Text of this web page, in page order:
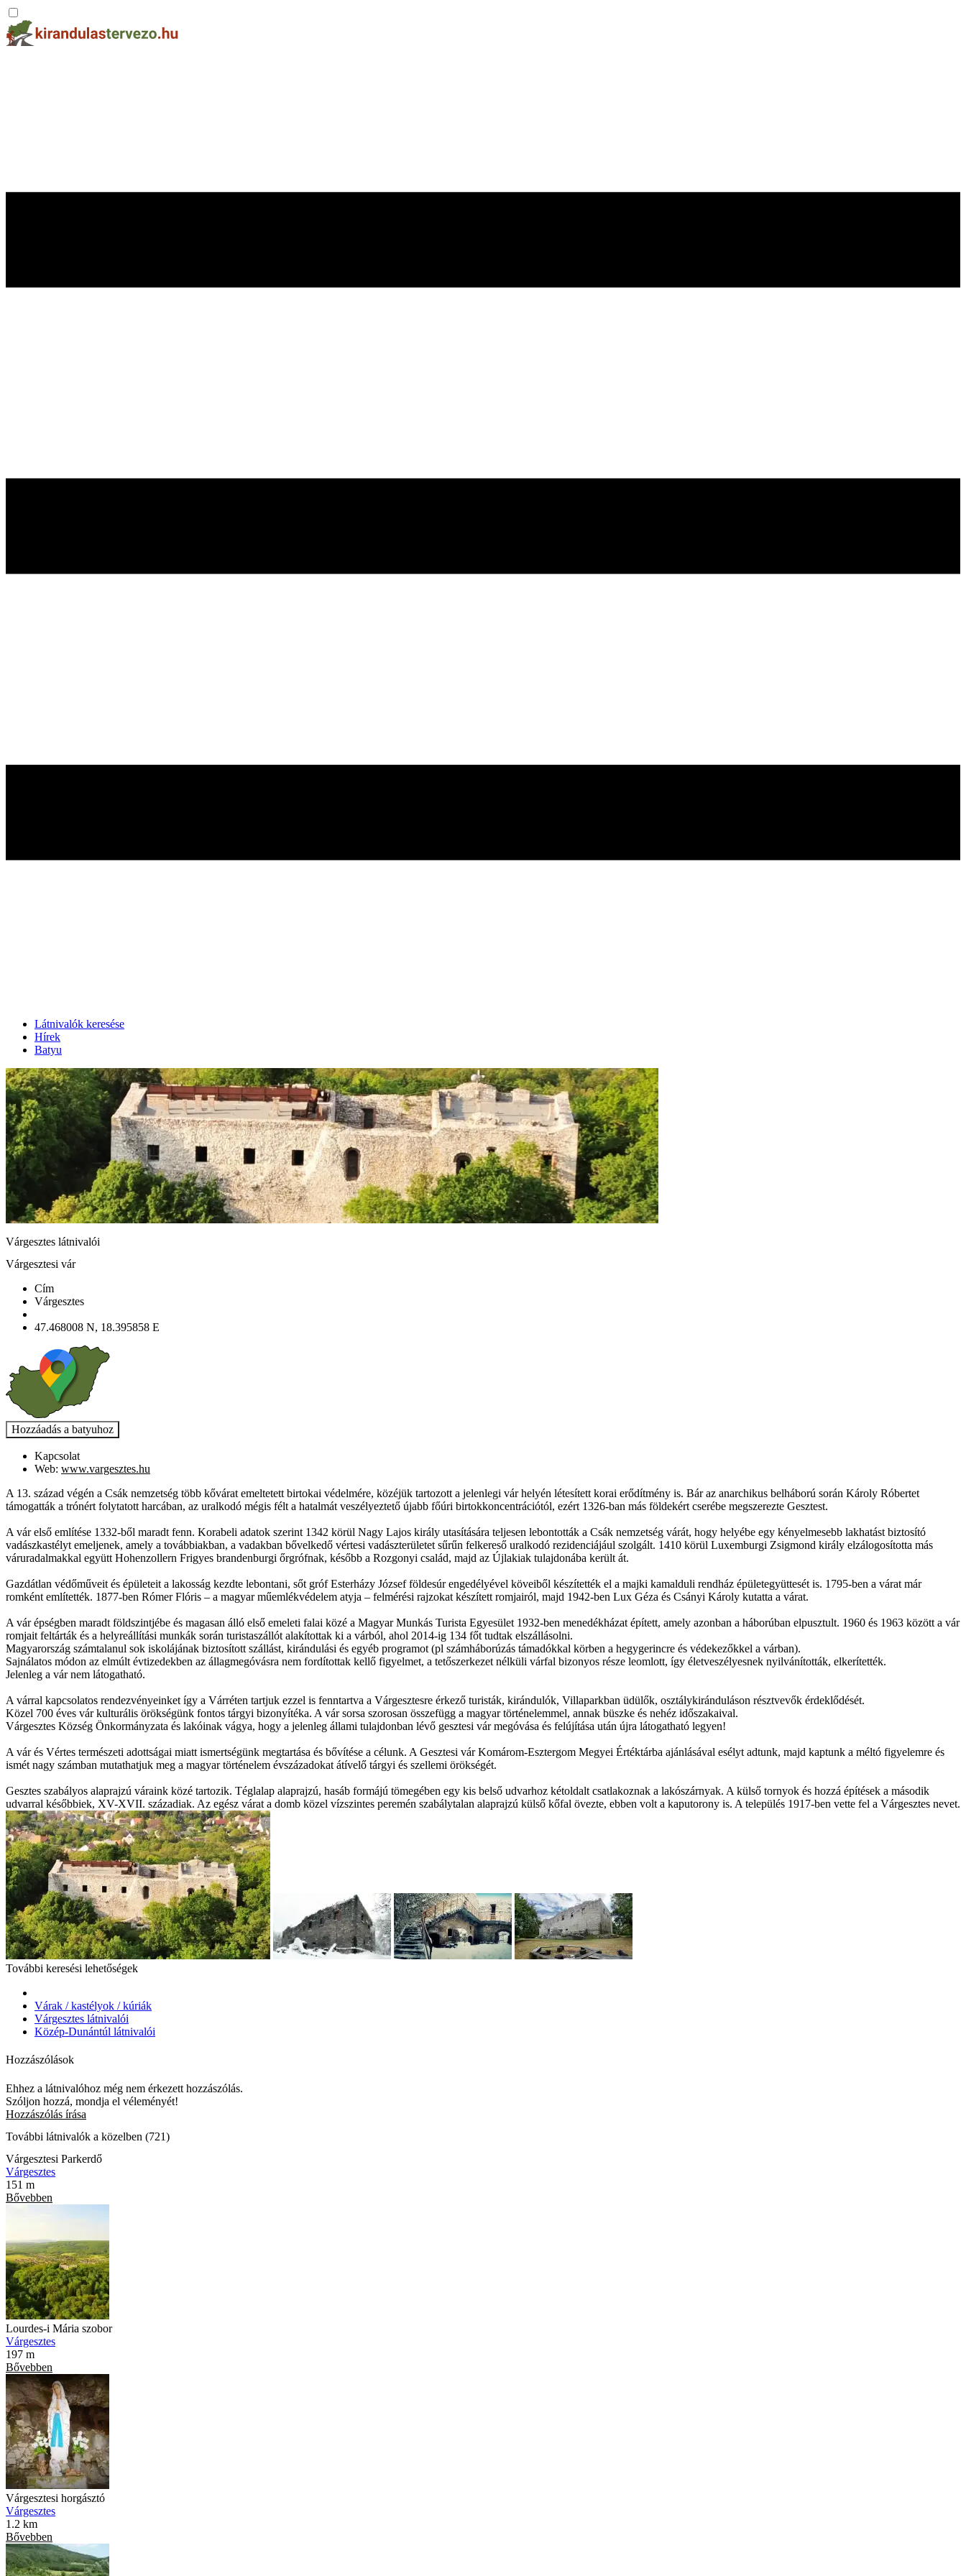
Látnivalók keresése
Hírek
Batyu
Várgesztes látnivalói
Várgesztesi vár
Cím
Várgesztes
47.468008 N, 18.395858 E
Kapcsolat
Web: www.vargesztes.hu
A 13. század végén a Csák nemzetség több kővárat emeltetett birtokai védelmére, közéjük tartozott a jelenlegi vár helyén létesített korai erődítmény is. Bár az anarchikus belháború során Károly Róbertet
támogatták a trónért folytatott harcában, az uralkodó mégis félt a hatalmát veszélyeztető újabb főúri birtokkoncentrációtól, ezért 1326-ban más földekért cserébe megszerezte Gesztest.
A vár első említése 1332-ből maradt fenn. Korabeli adatok szerint 1342 körül Nagy Lajos király utasítására teljesen lebontották a Csák nemzetség várát, hogy helyébe egy kényelmesebb lakhatást biztosító
vadászkastélyt emeljenek, amely a továbbiakban, a vadakban bővelkedő vértesi vadászterületet sűrűn felkereső uralkodó rezidenciájául szolgált. 1410 körül Luxemburgi Zsigmond király elzálogosította más
váruradalmakkal együtt Hohenzollern Frigyes brandenburgi őrgrófnak, később a Rozgonyi család, majd az Újlakiak tulajdonába került át.
Gazdátlan védőműveit és épületeit a lakosság kezdte lebontani, sőt gróf Esterházy József földesúr engedélyével köveiből készítették el a majki kamalduli rendház épületegyüttesét is. 1795-ben a várat már
romként említették. 1877-ben Rómer Flóris – a magyar műemlékvédelem atyja – felmérési rajzokat készített romjairól, majd 1942-ben Lux Géza és Csányi Károly kutatta a várat.
A vár épségben maradt földszintjébe és magasan álló első emeleti falai közé a Magyar Munkás Turista Egyesület 1932-ben menedékházat épített, amely azonban a háborúban elpusztult. 1960 és 1963 között a vár
romjait feltárták és a helyreállítási munkák során turistaszállót alakítottak ki a várból, ahol 2014-ig 134 főt tudtak elszállásolni.
Magyarország számtalanul sok iskolájának biztosított szállást, kirándulási és egyéb programot (pl számháborúzás támadókkal körben a hegygerincre és védekezőkkel a várban).
Sajnálatos módon az elmúlt évtizedekben az állagmegóvásra nem fordítottak kellő figyelmet, a tetőszerkezet nélküli várfal bizonyos része leomlott, így életveszélyesnek nyilvánították, elkerítették.
Jelenleg a vár nem látogatható.
A várral kapcsolatos rendezvényeinket így a Várréten tartjuk ezzel is fenntartva a Várgesztesre érkező turisták, kirándulók, Villaparkban üdülők, osztálykiránduláson résztvevők érdeklődését.
Közel 700 éves vár kulturális örökségünk fontos tárgyi bizonyítéka. A vár sorsa szorosan összefügg a magyar történelemmel, annak büszke és nehéz időszakaival.
Várgesztes Község Önkormányzata és lakóinak vágya, hogy a jelenleg állami tulajdonban lévő gesztesi vár megóvása és felújítása után újra látogatható legyen!
A vár és Vértes természeti adottságai miatt ismertségünk megtartása és bővítése a célunk. A Gesztesi vár Komárom-Esztergom Megyei Értéktárba ajánlásával esélyt adtunk, majd kaptunk a méltó figyelemre és
ismét nagy számban mutathatjuk meg a magyar történelem évszázadokat átívelő tárgyi és szellemi örökségét.
Gesztes szabályos alaprajzú váraink közé tartozik. Téglalap alaprajzú, hasáb formájú tömegében egy kis belső udvarhoz kétoldalt csatlakoznak a lakószárnyak. A külső tornyok és hozzá építések a második
udvarral későbbiek, XV-XVII. századiak. Az egész várat a domb közel vízszintes peremén szabálytalan alaprajzú külső kőfal övezte, ebben volt a kaputorony is. A település 1917-ben vette fel a Várgesztes nevet.
További keresési lehetőségek
Várak / kastélyok / kúriák
Várgesztes látnivalói
Közép-Dunántúl látnivalói
Hozzászólások
Ehhez a látnivalóhoz még nem érkezett hozzászólás.
Szóljon hozzá, mondja el véleményét!
Hozzászólás írása
További látnivalók a közelben (721)
Várgesztesi Parkerdő
Várgesztes
151 m
Bővebben
Lourdes-i Mária szobor
Várgesztes
197 m
Bővebben
Várgesztesi horgásztó
Várgesztes
1.2 km
Bővebben